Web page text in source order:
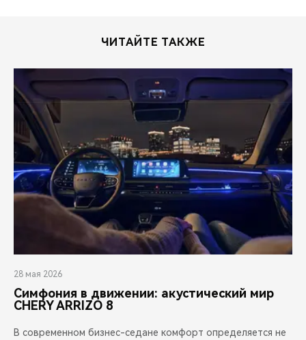
ЧИТАЙТЕ ТАКЖЕ
28 мая 2026
Симфония в движении: акустический мир
CHERY ARRIZO 8
В современном бизнес-седане комфорт определяется не